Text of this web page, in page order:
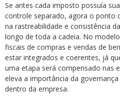
Se antes cada imposto possuía
controle separado, agora o ponto
na rastreabilidade e consistência
longo de toda a cadeia. No
fiscais de compras e vendas de
estar integrados e coerentes, já
uma etapa será compensado nas
eleva a importância da
dentro da empresa.